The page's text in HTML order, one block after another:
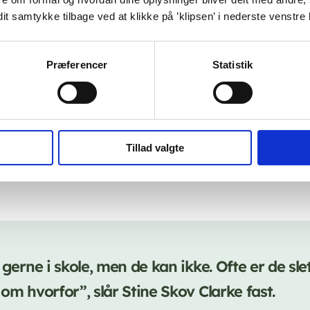
samtykke tilbage ved at klikke på ’klipsen’ i nederste venstre
Præferencer Statistik
Tillad valgte
Katrine Bøgsted-Møller til, at man ikke går i panik over,
specialskolen på Filadelfia er noget for dem.
ikke vil afsted om morgenen til skolen. Nu rækker de
i skole, men de kan ikke. Ofte er de
hvorfor”, slår Stine Skov Clarke fast.